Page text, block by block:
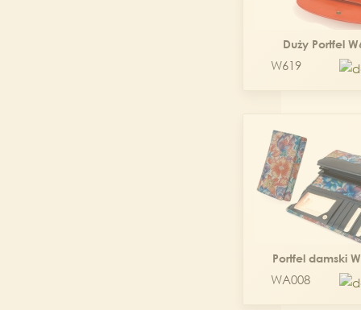
Duży Portfel
W619
Portfel damski
WA008